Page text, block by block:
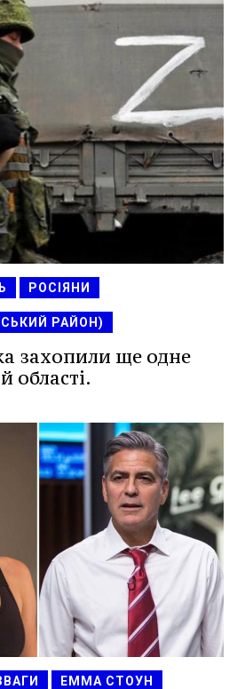
РОСІЯНИ
РАЙОН)
захопили ще одне
області.
ЕММА СТОУН